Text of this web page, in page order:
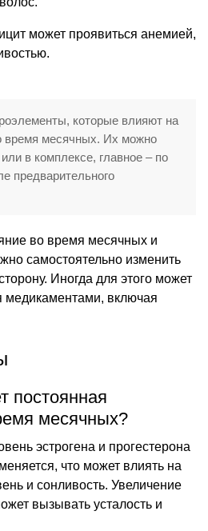
может проявиться анемией,
которые влияют на
время месячных. Их можно
в комплексе, главное – по
предварительного
во время месячных и
самостоятельно изменить
Иногда для этого может
медикаментами, включая
постоянная
месячных?
эстрогена и прогестерона
что может влиять на
и сонливость. Увеличение
вызывать усталость и